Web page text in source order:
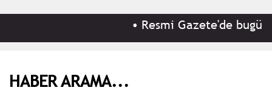
Resmi Gazete'de bugün
HABER ARAMA...